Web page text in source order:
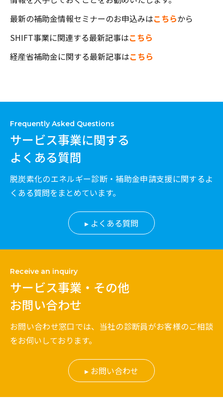
最新の補助金情報セミナーのお申込みはこちらから
SHIFT事業に関連する最新記事はこちら
経産省補助金に関する最新記事はこちら
Frequently Asked Questions
サービス事業に関する
よくある質問
脱炭素化のエネルギー診断・補助金申請支援に関するよ
くある質問をまとめています。
よくある質問
Receive an inquiry
サービス事業・その他
お問い合わせ
お問い合わせ窓口では、当社の診断員がお客様のご相談
をお伺いしております。
お問い合わせ